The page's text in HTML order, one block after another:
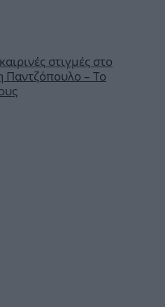
στιγμές στο
– Το